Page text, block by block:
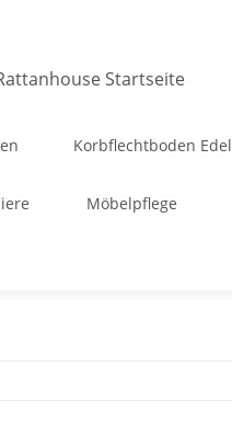
Korbflechtboden
Möbelpflege